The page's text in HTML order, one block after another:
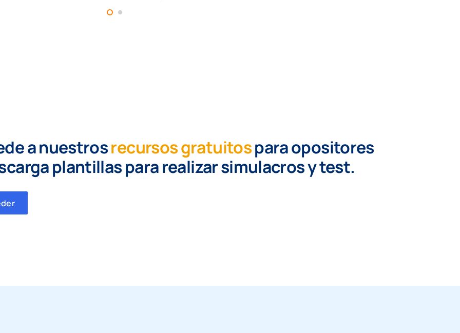
a nuestrosrecursos gratuitospara opositores
plantillas para realizar simulacros y test.